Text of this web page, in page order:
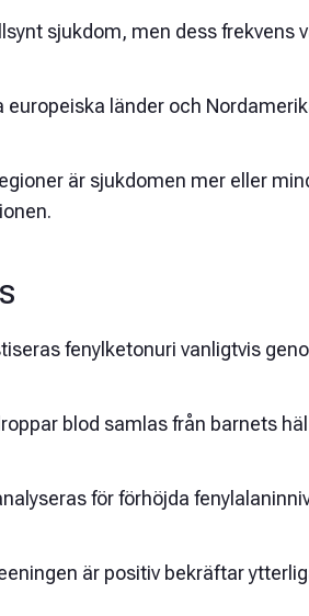
sjukdom, men dess frekvens
europeiska länder och
är sjukdomen mer eller
fenylketonuri vanligtvis
blod samlas från barnets
för förhöjda
är positiv bekräftar